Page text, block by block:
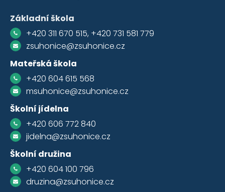
Základní škola
+420 311 670 515, +420 731 581 779
zsuhonice@zsuhonice.cz
Mateřská škola
+420 604 615 568
msuhonice@zsuhonice.cz
Školní jídelna
+420 606 772 840
jidelna@zsuhonice.cz
Školní družina
+420 604 100 796
druzina@zsuhonice.cz